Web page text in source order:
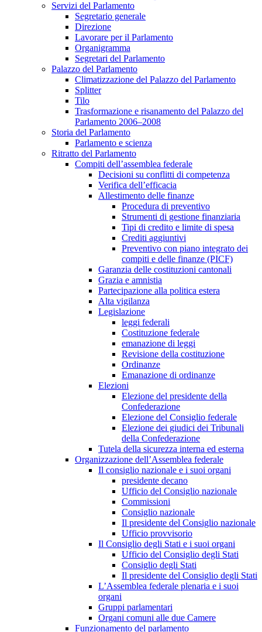
Servizi del Parlamento
Segretario generale
Direzione
Lavorare per il Parlamento
Organigramma
Segretari del Parlamento
Palazzo del Parlamento
Climatizzazione del Palazzo del Parlamento
Splitter
Tilo
Trasformazione e risanamento del Palazzo del
Parlamento 2006–2008
Storia del Parlamento
Parlamento e scienza
Ritratto del Parlamento
Compiti dell’assemblea federale
Decisioni su conflitti di competenza
Verifica dell’efficacia
Allestimento delle finanze
Procedura di preventivo
Strumenti di gestione finanziaria
Tipi di credito e limite di spesa
Crediti aggiuntivi
Preventivo con piano integrato dei
compiti e delle finanze (PICF)
Garanzia delle costituzioni cantonali
Grazia e amnistia
Partecipazione alla politica estera
Alta vigilanza
Legislazione
leggi federali
Costituzione federale
emanazione di leggi
Revisione della costituzione
Ordinanze
Emanazione di ordinanze
Elezioni
Elezione del presidente della
Confederazione
Elezione del Consiglio federale
Elezione dei giudici dei Tribunali
della Confederazione
Tutela della sicurezza interna ed esterna
Organizzazione dell’Assemblea federale
Il consiglio nazionale e i suoi organi
presidente decano
Ufficio del Consiglio nazionale
Commissioni
Consiglio nazionale
Il presidente del Consiglio nazionale
Ufficio provvisorio
Il Consiglio degli Stati e i suoi organi
Ufficio del Consiglio degli Stati
Consiglio degli Stati
Il presidente del Consiglio degli Stati
L’Assemblea federale plenaria e i suoi
organi
Gruppi parlamentari
Organi comuni alle due Camere
Funzionamento del parlamento